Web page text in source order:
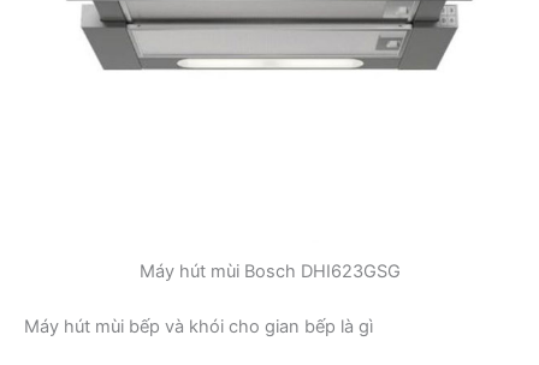
Máy hút mùi Bosch DHI623GSG
Máy hút mùi bếp và khói cho gian bếp là gì